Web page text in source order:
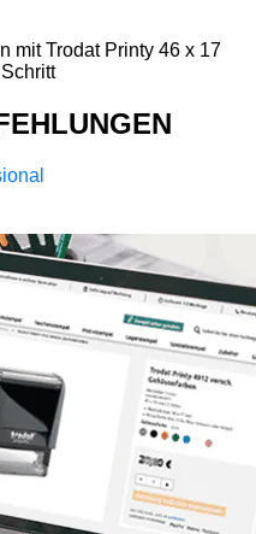
mit Trodat Printy 46 x 17